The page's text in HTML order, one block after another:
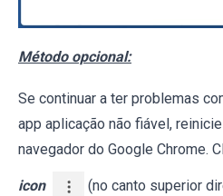
Método opcional:
Se continuar a ter problemas
app aplicação não fiável,
navegador do Google Chrome.
icon (no canto superior